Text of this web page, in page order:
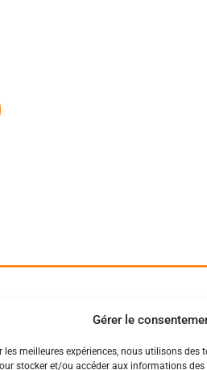
Gérer le
les meilleures expériences, nous utilisons des
stocker et/ou accéder aux informations